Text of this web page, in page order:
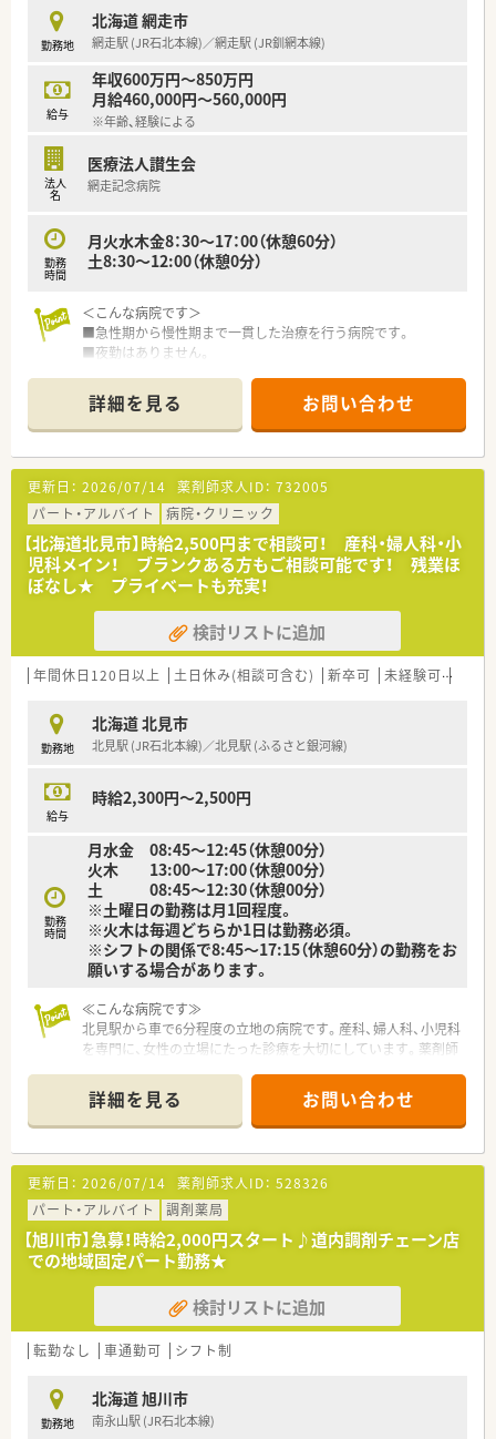
勤務地
北海道 網走市
網走駅 (JR石北本線)／網走駅 (JR釧網本線)
給与
年収600万円～850万円
月給460,000円～560,000円
※年齢、経験による
法人
名
医療法人讃生会
網走記念病院
勤務
時間
月火水木金8：30～17：00（休憩60分）
土8:30～12:00（休憩0分）
＜こんな病院です＞
■急性期から慢性期まで一貫した治療を行う病院です。
■夜勤はありません。
■門前の調剤薬局と連携し、地域へ医療提供を目指しています。
そういったノウハウがある方、チャレンジしたい方歓迎！
＜充実の福利厚生＞
■社員寮完備しています。UターンIターン希望の方も安心です
♪
■給与水準が高い求人です。働き甲斐があり、定着率も◎
■病院経験があり薬局長をお任せできる方には最高年収850万
円での採用が可能です
■託児所の利用も可能です
■遠方からお越しの場合、面接費用、引っ越し費用は病院でご負
担いただけます。
■ＷＥＢでの一次面接もＯＫです
＜こんな方におススメ＞
★臨床現場でしっかりした経験を積みたい方
★いずれ管理職など昇格していきたい方
★薬薬連携で地域医療に関わっていきたい方
★メリハリつけて働きたい方
詳細を見る お問い合わせ
更新日： 2026/07/14 薬剤師求人ID： 732005
パート・アルバイト
病院・クリニック
【北海道北見市】時給2,500円まで相談可！ 産科・婦人科・小
児科メイン！ ブランクある方もご相談可能です！ 残業ほ
ぼなし★ プライベートも充実！
検討リストに追加
年間休日120日以上 土日休み(相談可含む) 新卒可 未経験可
勤務地
北海道 北見市
北見駅 (JR石北本線)／北見駅 (ふるさと銀河線)
給与
時給2,300円～2,500円
勤務
時間
月水金 08:45～12:45（休憩00分）
火木 13:00～17:00（休憩00分）
土 08:45～12:30（休憩00分）
※土曜日の勤務は月1回程度。
※火木は毎週どちらか1日は勤務必須。
※シフトの関係で8:45～17:15（休憩60分）の勤務をお
願いする場合があります。
≪こんな病院です≫
北見駅から車で6分程度の立地の病院です。産科、婦人科、小児科
を専門に、女性の立場にたった診療を大切にしています。薬剤師
す。自然分娩や帝王切開後の患者様のサポートや婦人科疾患の
患者様のケアを行います。女性が多い職場であり、お互いに協力
し合う協力体制が整っています。
≪求人特徴≫
■病院での薬剤師経験は問いませんので、これからキャリアを築
きたいという意欲をお持ちの方を歓迎します。
■他職種との連携が重要となるため、円滑なコミュニケーション
を取りながら業務を進められる方を募集します。
■週の勤務日数は3～4日程度となります。1日あたりの労働時間
も4時間程度からシフト調整が可能です。ゆとりを持って無理な
く働くことが可能な環境です。
≪こんな方にオススメ≫
ぴったりです。
■有給休暇の取得もしやすい環境であり、長く落ち着いて働き続
けやすい職場環境です。
詳細を見る お問い合わせ
更新日： 2026/07/14 薬剤師求人ID： 528326
パート・アルバイト
調剤薬局
【旭川市】急募！時給2,000円スタート♪道内調剤チェーン店
での地域固定パート勤務★
検討リストに追加
転勤なし 車通勤可 シフト制
勤務地
北海道 旭川市
南永山駅 (JR石北本線)